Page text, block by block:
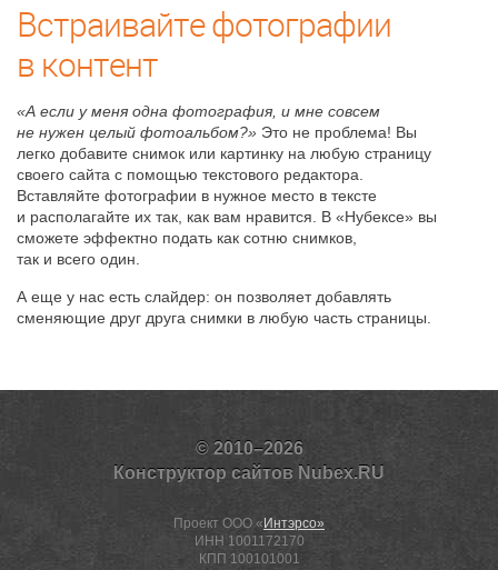
Встраивайте фотографии
в контент
«А если у меня одна фотография, и мне совсем
не нужен целый фотоальбом?» Это не проблема! Вы
легко добавите снимок или картинку на любую страницу
своего сайта с помощью текстового редактора.
Вставляйте фотографии в нужное место в тексте
и располагайте их так, как вам нравится. В «Нубексе» вы
сможете эффектно подать как сотню снимков,
так и всего один.
А еще у нас есть слайдер: он позволяет добавлять
сменяющие друг друга снимки в любую часть страницы.
© 2010–2026
Конструктор сайтов Nubex.RU
Проект ООО «Интэрсо»
ИНН 1001172170
КПП 100101001